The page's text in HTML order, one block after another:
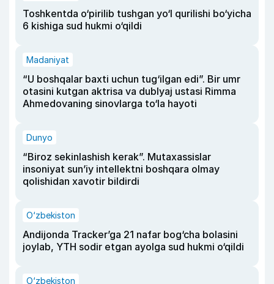
Toshkentda o‘pirilib tushgan yo‘l qurilishi bo‘yicha
6 kishiga sud hukmi o‘qildi
Madaniyat
“U boshqalar baxti uchun tug‘ilgan edi”. Bir umr
otasini kutgan aktrisa va dublyaj ustasi Rimma
Ahmedovaning sinovlarga to‘la hayoti
Dunyo
“Biroz sekinlashish kerak”. Mutaxassislar
insoniyat sun’iy intellektni boshqara olmay
qolishidan xavotir bildirdi
O‘zbekiston
Andijonda Tracker’ga 21 nafar bog‘cha bolasini
joylab, YTH sodir etgan ayolga sud hukmi o‘qildi
O‘zbekiston